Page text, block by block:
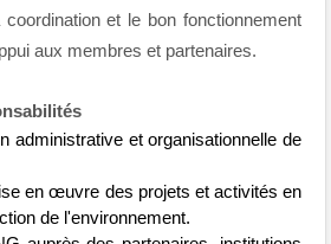
et le bon fonctionnement
aux membres et partenaires.
administrative et organisationnelle de
en œuvre des projets et activités en
de l'environnement.